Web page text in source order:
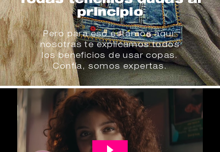
principio
Pero para eso estamos aquí:
nosotras te explicamos todos
los beneficios de usar copas.
Confía, somos expertas.